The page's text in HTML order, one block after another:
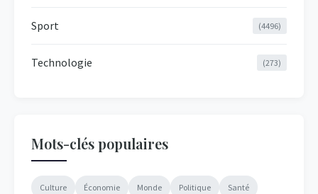
Sport (4496)
Technologie (273)
Mots-clés populaires
Culture Économie Monde Politique Santé